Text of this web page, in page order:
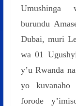
Umushinga
burundu
Dubai, muri
wa 01
y’u Rwanda
yo kuvanaho
forode